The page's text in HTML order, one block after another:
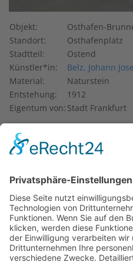
Objekt:
Osthafen-
Standort:
Osthafenplatz
Stadtteil:
Ostend
Künstler*in:
Belz, Johann
Material:
Naturstein
Entstehung:
1912
Eigentum von: Stadt Frankfurt
hochwassersicheren Floß-
Dies führte zur Gestaltung des
Platzes errichtete Brunnen
Brunnenstocks befinden sich
um eine Pferdetränke. Das
neoklassizistischen Masken
geschmückt. Es findet sich
Gestalter dieses Brunnens,